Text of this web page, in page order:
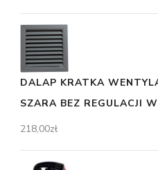
DALAP KRATKA
SZARA BEZ REGULACJI
218,00zł